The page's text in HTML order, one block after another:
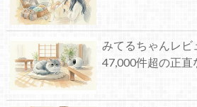
みてるちゃんレビ
47,000件超の正直